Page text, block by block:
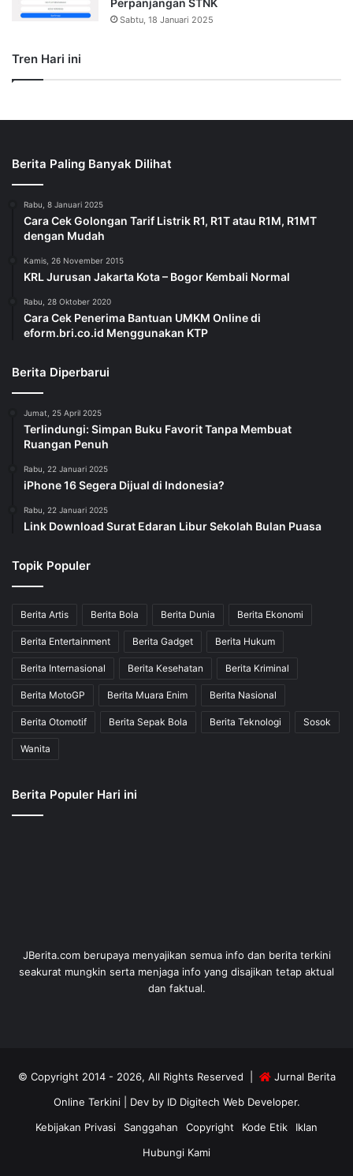
Sabtu, 18 Januari 2025
Tren Hari ini
Berita Paling Banyak Dilihat
Rabu, 8 Januari 2025
Cara Cek Golongan Tarif Listrik R1, R1T atau R1M, R1MT
dengan Mudah
Kamis, 26 November 2015
KRL Jurusan Jakarta Kota – Bogor Kembali Normal
Rabu, 28 Oktober 2020
Cara Cek Penerima Bantuan UMKM Online di
eform.bri.co.id Menggunakan KTP
Berita Diperbarui
Jumat, 25 April 2025
Terlindungi: Simpan Buku Favorit Tanpa Membuat
Ruangan Penuh
Rabu, 22 Januari 2025
iPhone 16 Segera Dijual di Indonesia?
Rabu, 22 Januari 2025
Link Download Surat Edaran Libur Sekolah Bulan Puasa
Topik Populer
Berita Artis Berita Bola Berita Dunia Berita Ekonomi
Berita Entertainment Berita Gadget Berita Hukum
Berita Internasional Berita Kesehatan Berita Kriminal
Berita MotoGP Berita Muara Enim Berita Nasional
Berita Otomotif Berita Sepak Bola Berita Teknologi Sosok
Wanita
Berita Populer Hari ini
JBerita.com berupaya menyajikan semua info dan berita terkini
seakurat mungkin serta menjaga info yang disajikan tetap aktual
dan faktual.
© Copyright 2014 - 2026, All Rights Reserved |
Jurnal Berita
Online Terkini| Dev by ID Digitech Web Developer.
Kebijakan Privasi
Sanggahan Copyright Kode Etik
Iklan
Hubungi Kami